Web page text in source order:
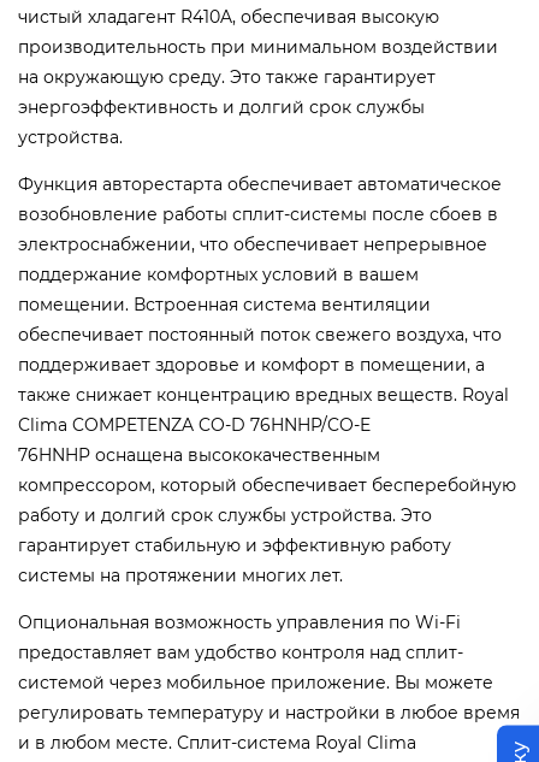
чистый хладагент R410A, обеспечивая высокую
производительность при минимальном воздействии
на окружающую среду. Это также гарантирует
энергоэффективность и долгий срок службы
устройства.
Функция авторестарта обеспечивает автоматическое
возобновление работы сплит-системы после сбоев в
электроснабжении, что обеспечивает непрерывное
поддержание комфортных условий в вашем
помещении. Встроенная система вентиляции
обеспечивает постоянный поток свежего воздуха, что
поддерживает здоровье и комфорт в помещении, а
также снижает концентрацию вредных веществ. Royal
Clima COMPETENZA CO-D 76HNHP/CO-E
76HNHP оснащена высококачественным
компрессором, который обеспечивает бесперебойную
работу и долгий срок службы устройства. Это
гарантирует стабильную и эффективную работу
системы на протяжении многих лет.
Опциональная возможность управления по Wi-Fi
предоставляет вам удобство контроля над сплит-
системой через мобильное приложение. Вы можете
регулировать температуру и настройки в любое время
и в любом месте. Сплит-система Royal Clima